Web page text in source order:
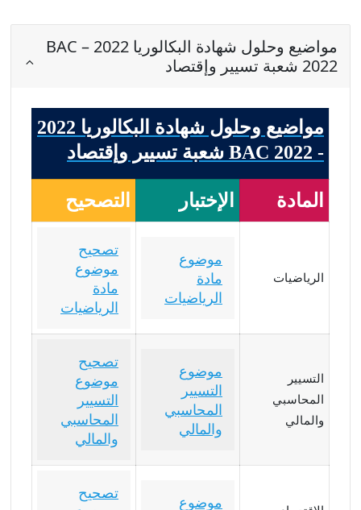
مواضيع وحلول شهادة البكالوريا 2022 – BAC
2022 شعبة تسيير وإقتصاد
مواضيع وحلول شهادة البكالوريا 2022
- BAC 2022 شعبة تسيير وإقتصاد
المادة الإختبار التصحيح
الرياضيات
موضوع
مادة
الرياضيات
تصحيح
موضوع
مادة
الرياضيات
التسيير
المحاسبي
والمالي
موضوع
التسيير
المحاسبي
والمالي
تصحيح
موضوع
التسيير
المحاسبي
والمالي
موضوع
تصحيح